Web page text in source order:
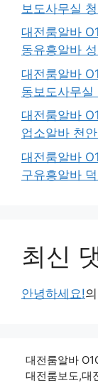
보도사무실
대전룸알바
동유흥알바
대전룸알바
동보도사무
대전룸알바
업소알바 천
대전룸알바
구유흥알바
최신
안녕하세요!의
대전룸알바
대전룸보도,대